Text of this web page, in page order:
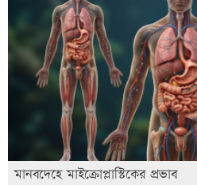
মানবদেহে মাইক্রোপ্লাস্টিকের প্রভাব